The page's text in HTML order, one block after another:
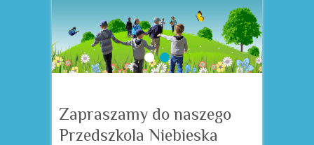
1 2
Zapraszamy do naszego
Przedszkola Niebieska